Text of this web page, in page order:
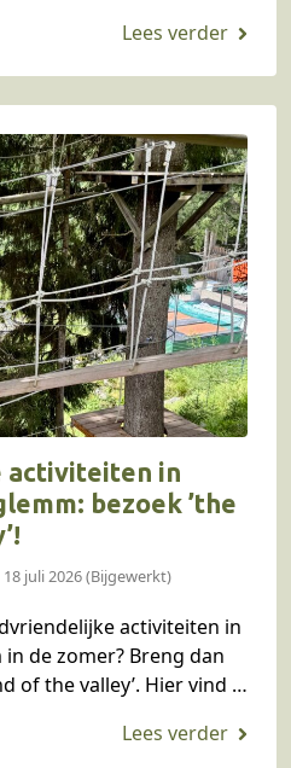
activiteiten in
bezoek ’the
18 juli 2026 (Bijgewerkt)
activiteiten in
de zomer? Breng dan
of the valley’. Hier vind je